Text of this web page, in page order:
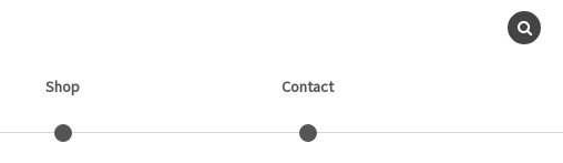
Shop Contact